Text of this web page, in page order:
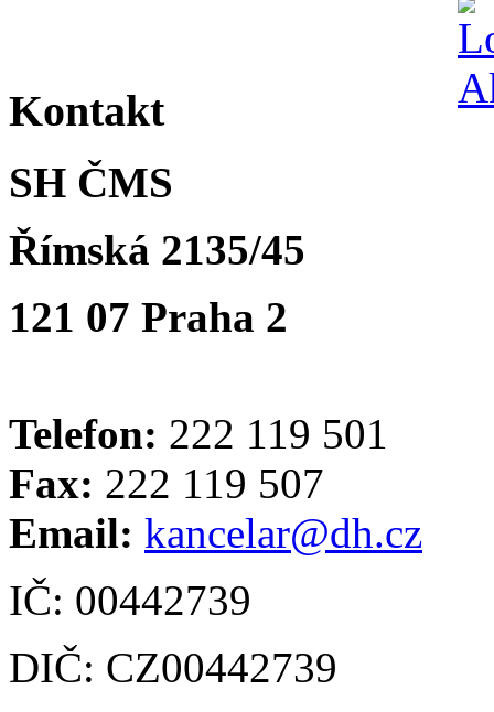
Kontakt
SH ČMS
Římská 2135/45
121 07 Praha 2
Telefon: 222 119 501
Fax: 222 119 507
Email: kancelar@dh.cz
IČ: 00442739
DIČ: CZ00442739